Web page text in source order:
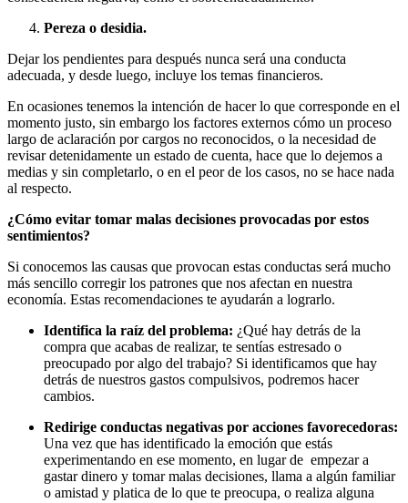
Pereza o desidia.
Dejar los pendientes para después nunca será una conducta
adecuada, y desde luego, incluye los temas financieros.
En ocasiones tenemos la intención de hacer lo que corresponde en el
momento justo, sin embargo los factores externos cómo un proceso
largo de aclaración por cargos no reconocidos, o la necesidad de
revisar detenidamente un estado de cuenta, hace que lo dejemos a
medias y sin completarlo, o en el peor de los casos, no se hace nada
al respecto.
¿Cómo evitar tomar malas decisiones provocadas por estos
sentimientos?
Si conocemos las causas que provocan estas conductas será mucho
más sencillo corregir los patrones que nos afectan en nuestra
economía. Estas recomendaciones te ayudarán a lograrlo.
Identifica la raíz del problema: ¿Qué hay detrás de la
compra que acabas de realizar, te sentías estresado o
preocupado por algo del trabajo? Si identificamos que hay
detrás de nuestros gastos compulsivos, podremos hacer
cambios.
Redirige conductas negativas por acciones favorecedoras:
Una vez que has identificado la emoción que estás
experimentando en ese momento, en lugar de empezar a
gastar dinero y tomar malas decisiones, llama a algún familiar
o amistad y platica de lo que te preocupa, o realiza alguna